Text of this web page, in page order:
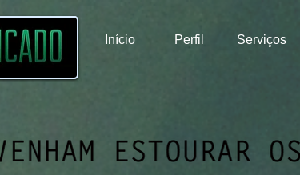
Início Perfil Serviços